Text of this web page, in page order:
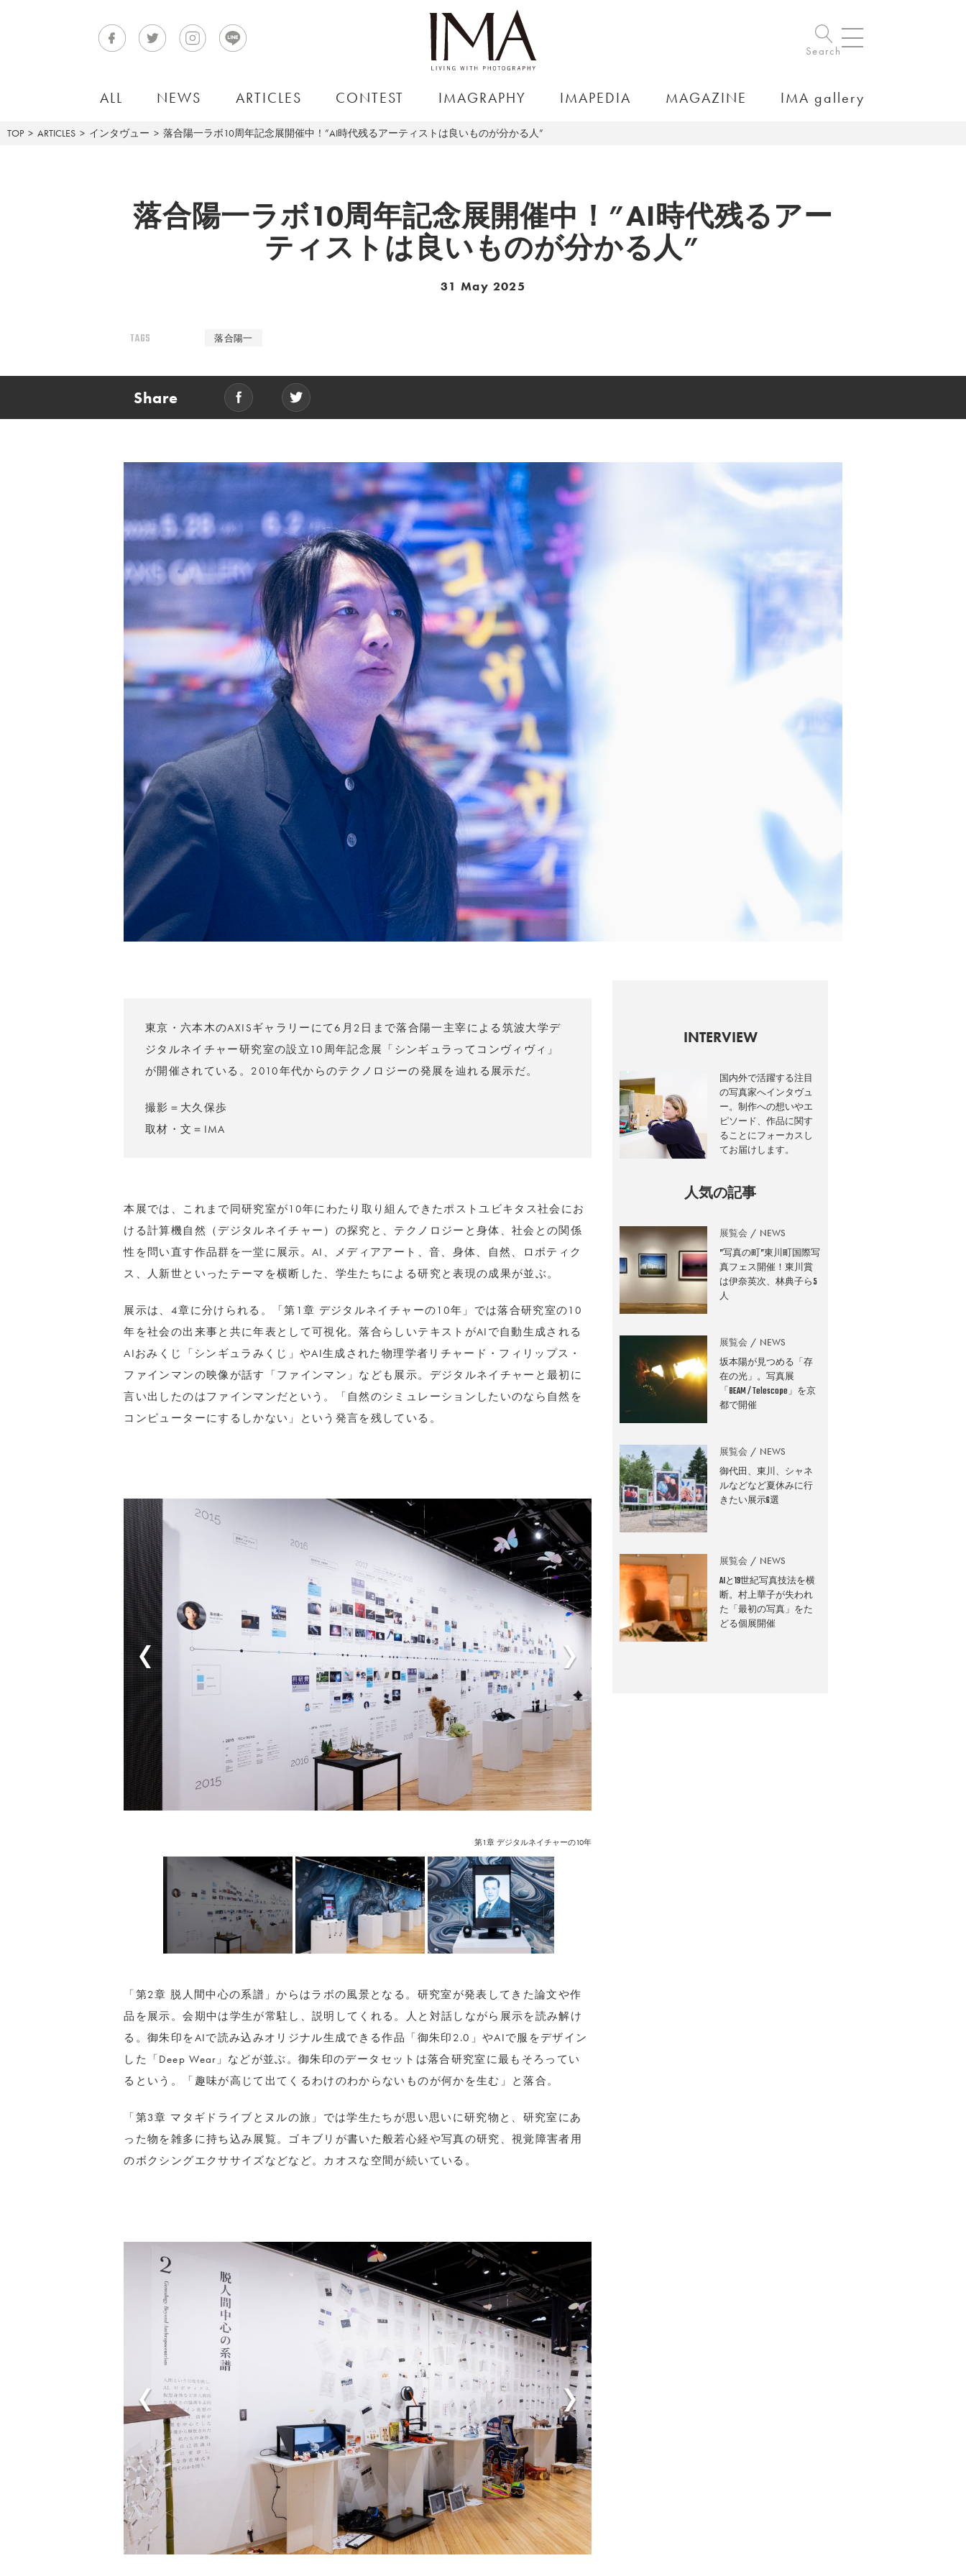
Search
ALL NEWS ARTICLES CONTEST IMAGRAPHY IMAPEDIA MAGAZINE IMA gallery
TOP ARTICLES インタヴュー 落合陽一ラボ10周年記念展開催中！”AI時代残るアーティストは良いものが分かる人”
落合陽一ラボ10周年記念展開催中！”AI時代残るアー
ティストは良いものが分かる人”
31 May 2025
TAGS 落合陽一
Share
東京・六本木のAXISギャラリーにて6月2日まで落合陽一主宰による筑波大学デ
ジタルネイチャー研究室の設立10周年記念展「シンギュラってコンヴィヴィ」
が開催されている。2010年代からのテクノロジーの発展を辿れる展示だ。
撮影＝大久保歩
取材・文＝IMA
本展では、これまで同研究室が10年にわたり取り組んできたポストユビキタス社会にお
ける計算機自然（デジタルネイチャー）の探究と、テクノロジーと身体、社会との関係
性を問い直す作品群を一堂に展示。AI、メディアアート、音、身体、自然、ロボティク
ス、人新世といったテーマを横断した、学生たちによる研究と表現の成果が並ぶ。
展示は、4章に分けられる。「第1章 デジタルネイチャーの10年」では落合研究室の10
年を社会の出来事と共に年表として可視化。落合らしいテキストがAIで自動生成される
AIおみくじ「シンギュラみくじ」やAI生成された物理学者リチャード・フィリップス・
ファインマンの映像が話す「ファインマン」なども展示。デジタルネイチャーと最初に
言い出したのはファインマンだという。「自然のシミュレーションしたいのなら自然を
コンピューターにするしかない」という発言を残している。
第1章 デジタルネイチャーの10年
「第2章 脱人間中心の系譜」からはラボの風景となる。研究室が発表してきた論文や作
品を展示。会期中は学生が常駐し、説明してくれる。人と対話しながら展示を読み解け
る。御朱印をAIで読み込みオリジナル生成できる作品「御朱印2.0」やAIで服をデザイン
した「Deep Wear」などが並ぶ。御朱印のデータセットは落合研究室に最もそろってい
るという。「趣味が高じて出てくるわけのわからないものが何かを生む」と落合。
「第3章 マタギドライブとヌルの旅」では学生たちが思い思いに研究物と、研究室にあ
った物を雑多に持ち込み展覧。ゴキブリが書いた般若心経や写真の研究、視覚障害者用
のボクシングエクササイズなどなど。カオスな空間が続いている。
INTERVIEW
国内外で活躍する注目
の写真家へインタヴュ
ー。制作への想いやエ
ピソード、作品に関す
ることにフォーカスし
てお届けします。
人気の記事
展覧会 NEWS
”写真の町”東川町国際写
真フェス開催！東川賞
は伊奈英次、林典子ら5
人
展覧会 NEWS
坂本陽が見つめる「存
在の光」。写真展
「BEAM / Telescope」を京
都で開催
展覧会 NEWS
御代田、東川、シャネ
ルなどなど夏休みに行
きたい展示6選
展覧会 NEWS
AIと19世紀写真技法を横
断。村上華子が失われ
た「最初の写真」をた
どる個展開催